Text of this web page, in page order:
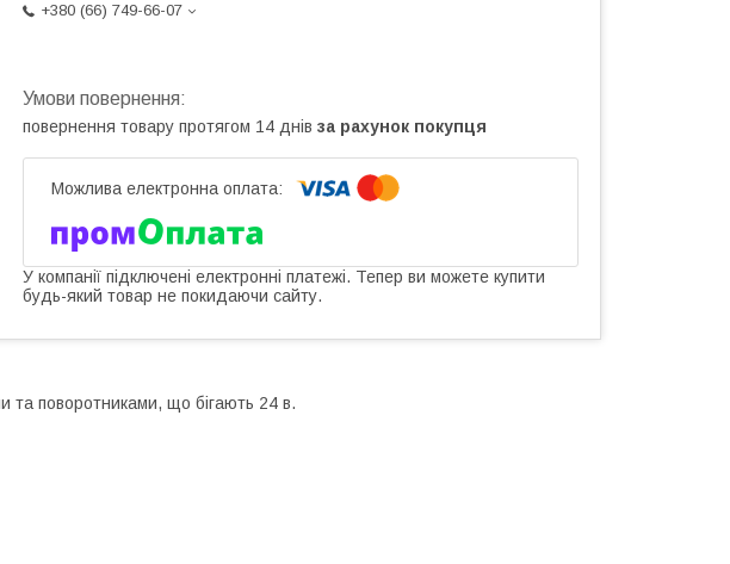
+380 (66) 749-66-07
повернення товару протягом 14 днів за рахунок покупця
У компанії підключені електронні платежі. Тепер ви можете купити
будь-який товар не покидаючи сайту.
та поворотниками, що бігають 24 в.